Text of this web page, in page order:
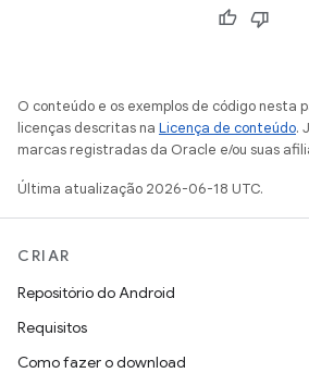
O conteúdo e os exemplos de código nesta
licenças descritas na Licença de conteúdo.
marcas registradas da Oracle e/ou suas
Última atualização 2026-06-18 UTC.
CRIAR
Repositório do Android
Requisitos
Como fazer o download